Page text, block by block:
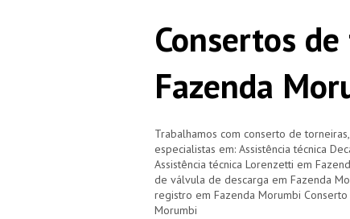
Consertos
Fazenda
Trabalhamos com conserto de
especialistas em: Assistência técnica
Assistência técnica Lorenzetti em
de válvula de descarga em Fazenda
registro em Fazenda Morumbi
Morumbi